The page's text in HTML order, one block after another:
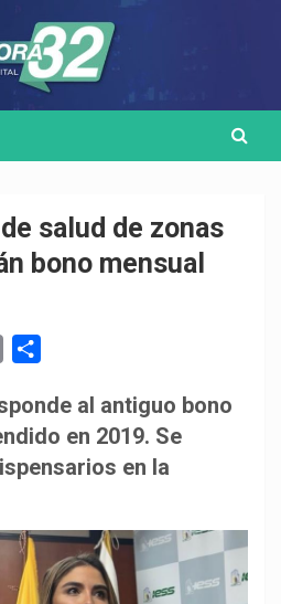
salud de zonas
bono mensual
p
y
L
m
p
a
i
r
al antiguo bono
en 2019. Se
en la